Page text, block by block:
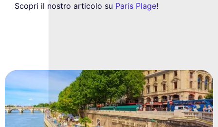
Scopri il nostro articolo su Paris Plage!